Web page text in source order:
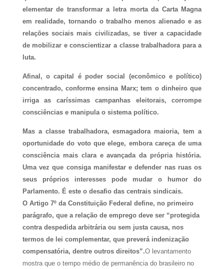
elementar de transformar a letra morta da Carta Magna
em realidade, tornando o trabalho menos alienado e as
relações sociais mais civilizadas, se tiver a capacidade
de mobilizar e conscientizar a classe trabalhadora para a
luta.
Afinal, o capital é poder social (econômico e político)
concentrado, conforme ensina Marx; tem o dinheiro que
irriga as caríssimas campanhas eleitorais, corrompe
consciências e manipula o sistema político.
Mas a classe trabalhadora, esmagadora maioria, tem a
oportunidade do voto que elege, embora careça de uma
consciência mais clara e avançada da própria história.
Uma vez que consiga manifestar e defender nas ruas os
seus próprios interesses pode mudar o humor do
Parlamento. É este o desafio das centrais sindicais.
O Artigo 7º da Constituição Federal define, no primeiro
parágrafo, que a relação de emprego deve ser “protegida
contra despedida arbitrária ou sem justa causa, nos
termos de lei complementar, que preverá indenização
compensatória, dentre outros direitos”.O levantamento
mostra que o tempo médio de permanência do brasileiro no